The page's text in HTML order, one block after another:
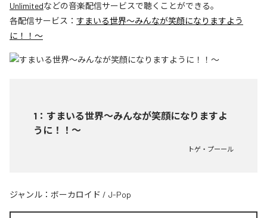
Unlimitedなどの音楽配信サービスで聴くことができる。
各配信サービス： すまいる世界〜みんなが笑顔になりますよう
に！！〜
1 ： すまいる世界〜みんなが笑顔になりますよ
うに！！〜
トゲ・プーール
ジャンル： ボーカロイド / J-Pop